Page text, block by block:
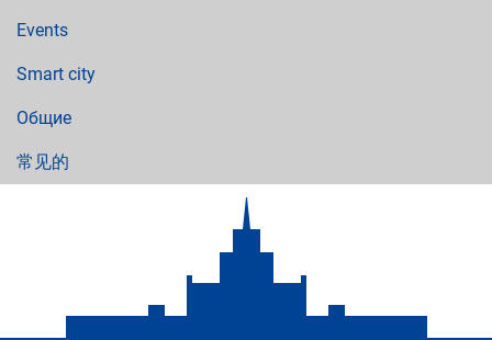
Events
Smart city
Общие
常见的